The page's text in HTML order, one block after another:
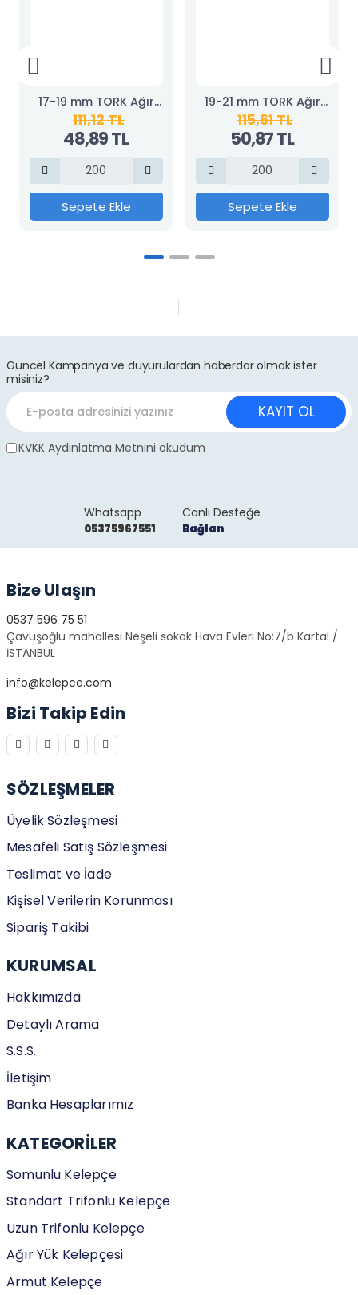
17-19 mm TORK Ağır
Hizmet Kelepçesi
111,12 TL
48,89 TL
Sepete Ekle
19-21 mm TORK Ağır
Hizmet Kelepçesi
115,61 TL
50,87 TL
Sepete Ekle
Güncel Kampanya ve duyurulardan haberdar olmak ister
misiniz?
KAYIT OL
KVKK Aydınlatma Metnini okudum
Whatsapp
05375967551
Canlı Desteğe
Bağlan
Bize Ulaşın
0537 596 75 51
Çavuşoğlu mahallesi Neşeli sokak Hava Evleri No:7/b Kartal /
İSTANBUL
info@kelepce.com
Bizi Takip Edin
SÖZLEŞMELER
Üyelik Sözleşmesi
Mesafeli Satış Sözleşmesi
Teslimat ve İade
Kişisel Verilerin Korunması
Sipariş Takibi
KURUMSAL
Hakkımızda
Detaylı Arama
S.S.S.
İletişim
Banka Hesaplarımız
KATEGORİLER
Somunlu Kelepçe
Standart Trifonlu Kelepçe
Uzun Trifonlu Kelepçe
Ağır Yük Kelepçesi
Armut Kelepçe